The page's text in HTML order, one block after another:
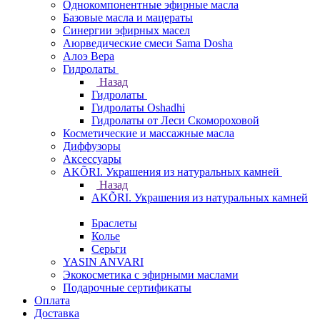
Однокомпонентные эфирные масла
Базовые масла и мацераты
Синергии эфирных масел
Аюрведические смеси Sama Dosha
Алоэ Вера
Гидролаты
Назад
Гидролаты
Гидролаты Oshadhi
Гидролаты от Леси Скомороховой
Косметические и массажные масла
Диффузоры
Аксессуары
AKÕRI. Украшения из натуральных камней
Назад
AKÕRI. Украшения из натуральных камней
Браслеты
Колье
Серьги
YASIN ANVARI
Экокосметика с эфирными маслами
Подарочные сертификаты
Оплата
Доставка